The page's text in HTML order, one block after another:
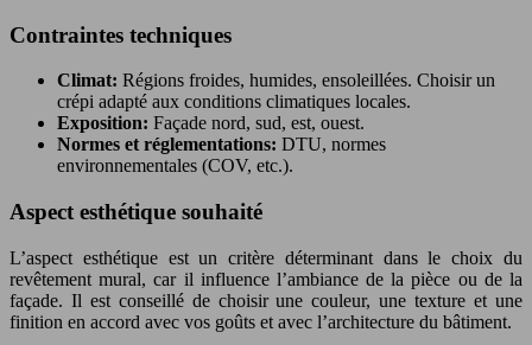
Contraintes techniques
Climat: Régions froides, humides, ensoleillées. Choisir un
crépi adapté aux conditions climatiques locales.
Exposition: Façade nord, sud, est, ouest.
Normes et réglementations: DTU, normes
environnementales (COV, etc.).
Aspect esthétique souhaité
L’aspect esthétique est un critère déterminant dans le choix du
revêtement mural, car il influence l’ambiance de la pièce ou de la
façade. Il est conseillé de choisir une couleur, une texture et une
finition en accord avec vos goûts et avec l’architecture du bâtiment.